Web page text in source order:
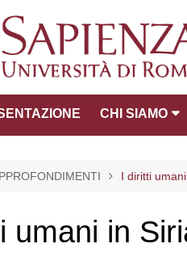
CHI SIAMO
Consiglio
La Comunità
I diritti
umani in